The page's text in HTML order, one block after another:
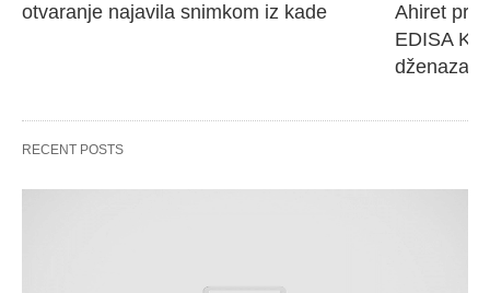
otvaranje najavila snimkom iz kade
Ahiret
EDISA
dženaza
RECENT POSTS